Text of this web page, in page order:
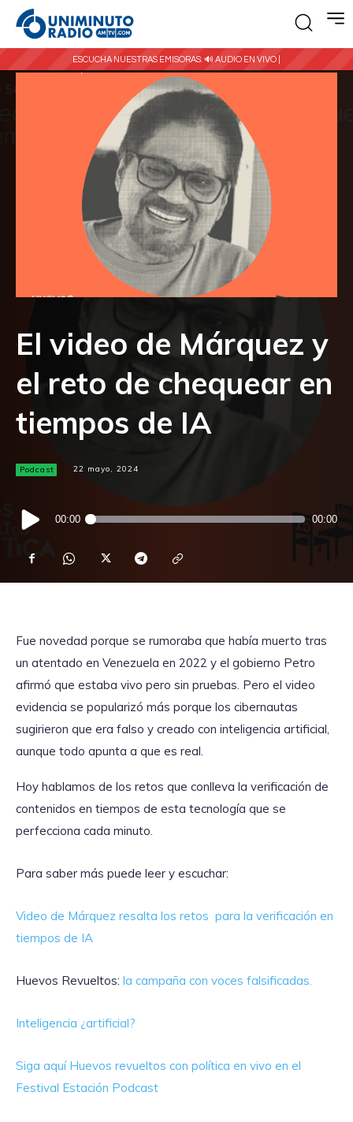
ESCUCHA NUESTRAS EMISORAS: 🔊 AUDIO EN VIVO |
El video de Márquez y
el reto de chequear en
tiempos de IA
Podcast 22 mayo, 2024
Reproductor
de
00:00 00:00
Fue novedad porque se rumoraba que había muerto tras
un atentado en Venezuela en 2022 y el gobierno Petro
afirmó que estaba vivo pero sin pruebas. Pero el video
evidencia se popularizó más porque los cibernautas
sugirieron que era falso y creado con inteligencia artificial,
aunque todo apunta a que es real.
Hoy hablamos de los retos que conlleva la verificación de
contenidos en tiempos de esta tecnología que se
perfecciona cada minuto.
Para saber más puede leer y escuchar:
Video de Márquez resalta los retos para la verificación en
tiempos de IA
Huevos Revueltos: la campaña con voces falsificadas.
Inteligencia ¿artificial?
Siga aquí Huevos revueltos con política en vivo en el
Festival Estación Podcast